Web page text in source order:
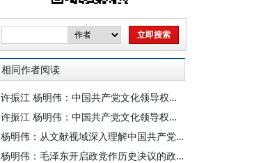
相同作者阅读
许振江 杨明伟：中国共产党文化领导权建设的历史经验与实践前景
许振江 杨明伟：中国共产党文化领导权建设的历史经验与实践前景
杨明伟：从文献视域深入理解中国共产党的思想路线
杨明伟：毛泽东开启政党作历史决议的政治智慧